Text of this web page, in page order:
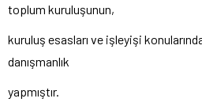
toplum kuruluşunun,
kuruluş esasları ve işleyişi
danışmanlık
yapmıştır.